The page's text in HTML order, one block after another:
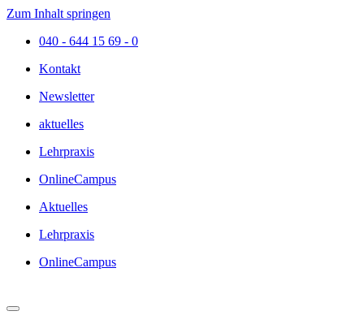
Zum Inhalt springen
040 - 644 15 69 - 0
Kontakt
Newsletter
aktuelles
Lehrpraxis
OnlineCampus
Aktuelles
Lehrpraxis
OnlineCampus